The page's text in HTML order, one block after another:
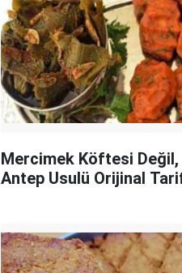
Mercimek Köftesi Değil,
Antep Usulü Orijinal